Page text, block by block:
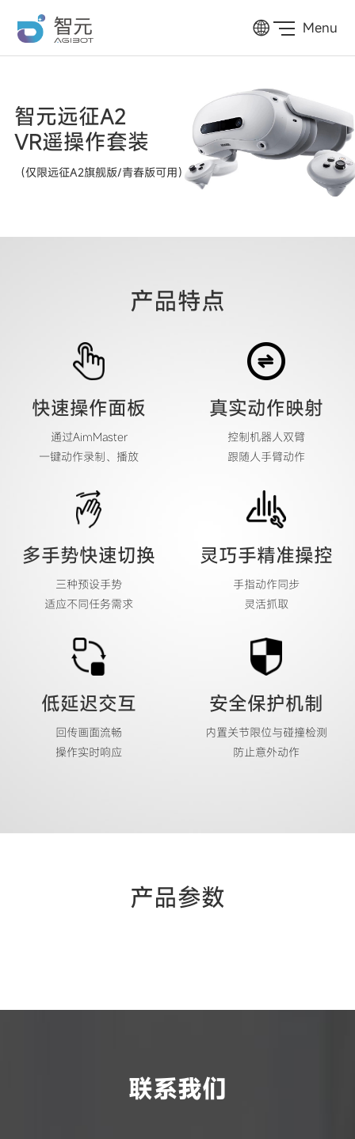
Menu
智元远征A2
VR遥操作套装
（仅限远征A2旗舰版/青春版可用）
产品特点
快速操作面板
通过AimMaster
一键动作录制、播放
真实动作映射
控制机器人双臂
跟随人手臂动作
多手势快速切换
三种预设手势
适应不同任务需求
灵巧手精准操控
手指动作同步
灵活抓取
低延迟交互
回传画面流畅
操作实时响应
安全保护机制
内置关节限位与碰撞检测
防止意外动作
产品参数
联系我们